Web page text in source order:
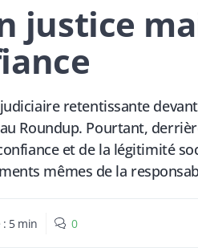
justice
retentissante
Roundup. Pourtant,
et de la légitimité
mêmes de la
: 5 min 0